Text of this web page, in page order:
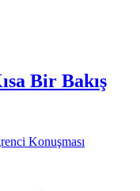
Bir Bakış